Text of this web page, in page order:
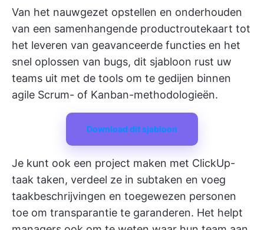
Van het nauwgezet opstellen en onderhouden
van een samenhangende productroutekaart tot
het leveren van geavanceerde functies en het
snel oplossen van bugs, dit sjabloon rust uw
teams uit met de tools om te gedijen binnen
agile Scrum- of Kanban-methodologieën.
Download dit sjabloon
Je kunt ook een project maken met ClickUp-
taak taken, verdeel ze in subtaken en voeg
taakbeschrijvingen en toegewezen personen
toe om transparantie te garanderen. Het helpt